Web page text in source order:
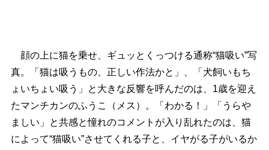
顔の上に猫を乗せ、ギュッとくっつける通称“猫吸い”写
真。「猫は吸うもの、正しい作法かと」、「犬飼いもち
ょいちょい吸う」と大きな反響を呼んだのは、1歳を迎え
たマンチカンのふうこ（メス）。「わかる！」「うら
ましい」と共感と憧れのコメントが入り乱れたのは、猫
によって“猫吸い”させてくれる子と、イヤがる子がいるか